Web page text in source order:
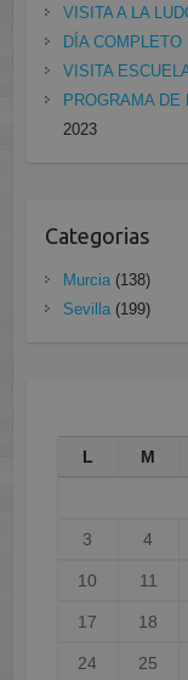
VISITA A LA
DÍA
VISITA
PROGRAMA DE
2023
Categorias
Murcia(138)
Sevilla(199)
L M
3 4
10 11
17 18
24 25